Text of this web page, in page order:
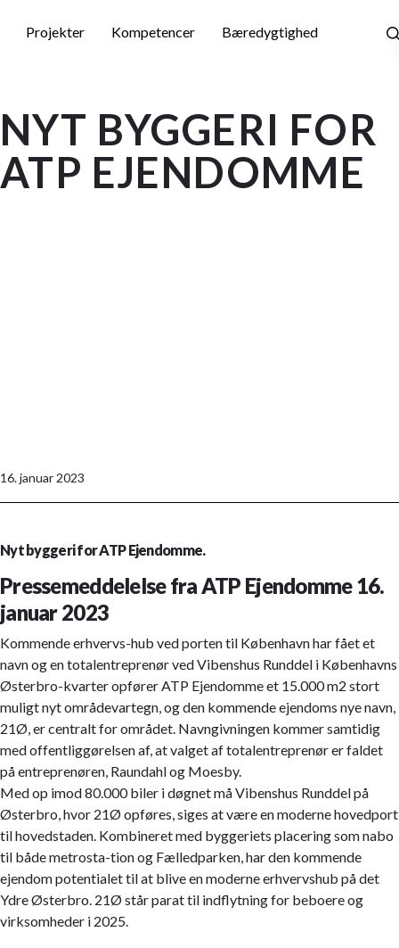
Projekter Kompetencer Bæredygtighed
NYT BYGGERI FOR
ATP EJENDOMME
16. januar 2023
Nyt byggeri for ATP Ejendomme.
Pressemeddelelse fra ATP Ejendomme 16.
januar 2023
Kommende erhvervs-hub ved porten til København har fået et
navn og en totalentreprenør ved Vibenshus Runddel i Københavns
Østerbro-kvarter opfører ATP Ejendomme et 15.000 m2 stort
muligt nyt områdevartegn, og den kommende ejendoms nye navn,
21Ø, er centralt for området. Navngivningen kommer samtidig
med offentliggørelsen af, at valget af totalentreprenør er faldet
på entreprenøren, Raundahl og Moesby.
Med op imod 80.000 biler i døgnet må Vibenshus Runddel på
Østerbro, hvor 21Ø opføres, siges at være en moderne hovedport
til hovedstaden. Kombineret med byggeriets placering som nabo
til både metrosta-tion og Fælledparken, har den kommende
ejendom potentialet til at blive en moderne erhvervshub på det
Ydre Østerbro. 21Ø står parat til indflytning for beboere og
virksomheder i 2025.